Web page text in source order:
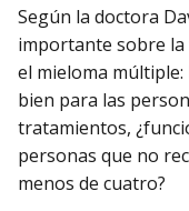
Según la doctora
importante sobre la
el mieloma
bien para las
tratamientos,
personas que no
menos de cuatro?